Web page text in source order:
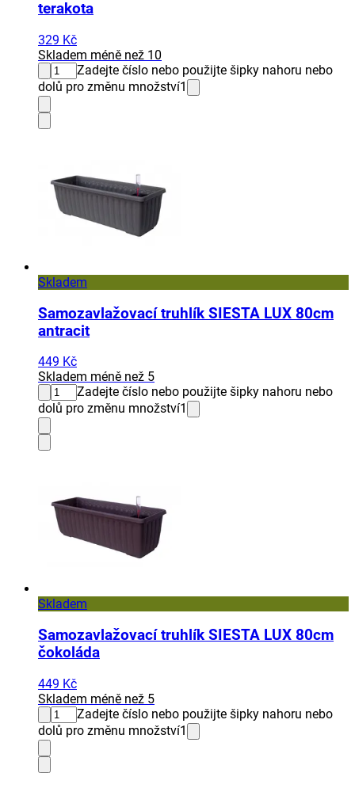
terakota
329 Kč
Skladem méně než 10
Zadejte číslo nebo použijte šipky nahoru nebo
dolů pro změnu množství1
Skladem
Samozavlažovací truhlík SIESTA LUX 80cm
antracit
449 Kč
Skladem méně než 5
Zadejte číslo nebo použijte šipky nahoru nebo
dolů pro změnu množství1
Skladem
Samozavlažovací truhlík SIESTA LUX 80cm
čokoláda
449 Kč
Skladem méně než 5
Zadejte číslo nebo použijte šipky nahoru nebo
dolů pro změnu množství1